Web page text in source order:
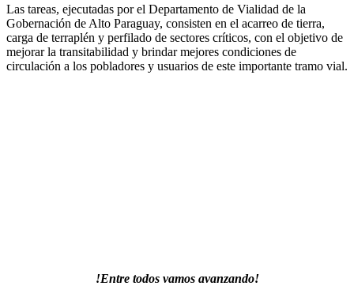
Las tareas, ejecutadas por el Departamento de Vialidad de la
Gobernación de Alto Paraguay, consisten en el acarreo de tierra,
carga de terraplén y perfilado de sectores críticos, con el objetivo de
mejorar la transitabilidad y brindar mejores condiciones de
circulación a los pobladores y usuarios de este importante tramo vial.
!Entre todos vamos avanzando!